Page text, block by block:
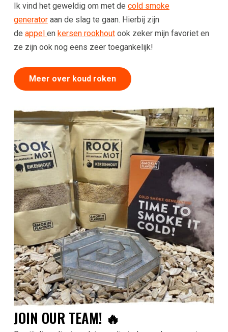
Ik vind het geweldig om met de cold smoke
generatoraan de slag te gaan. Hierbij zijn
de appel en kersen rookhoutook zeker mijn favoriet en
ze zijn ook nog eens zeer toegankelijk!
Meer over koud roken
JOIN OUR TEAM! 🔥